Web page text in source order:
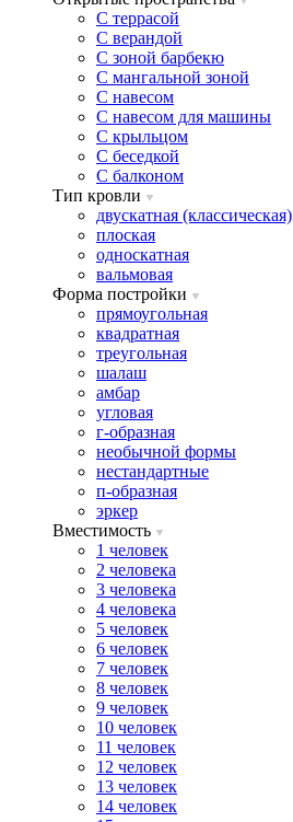
C террасой
C верандой
C зоной барбекю
C мангальной зоной
C навесом
C навесом для машины
C крыльцом
C беседкой
C балконом
Тип кровли
двускатная (классическая)
плоская
односкатная
вальмовая
Форма постройки
прямоугольная
квадратная
треугольная
шалаш
амбар
угловая
г-образная
необычной формы
нестандартные
п-образная
эркер
Вместимость
1 человек
2 человека
3 человека
4 человека
5 человек
6 человек
7 человек
8 человек
9 человек
10 человек
11 человек
12 человек
13 человек
14 человек